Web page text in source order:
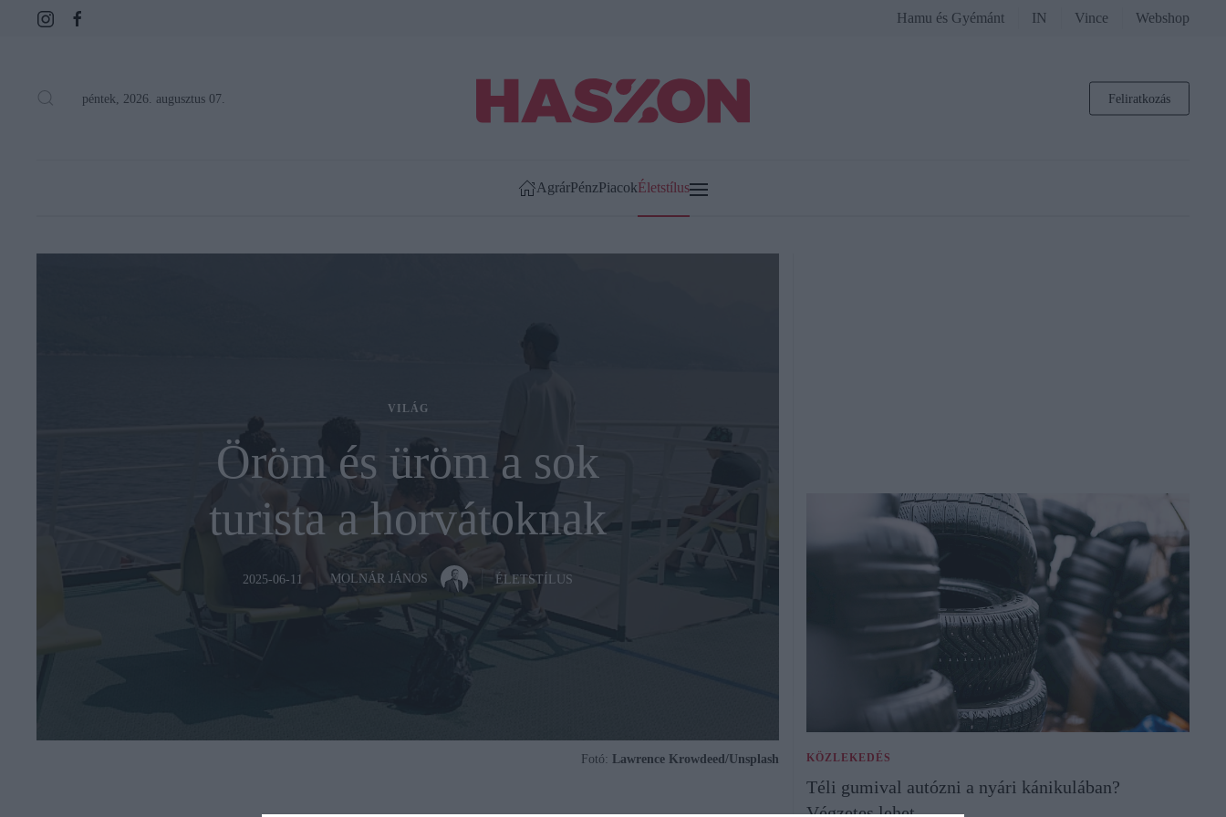
Hamu és Gyémánt IN Vince Webshop
péntek, 2026. augusztus 07. Feliratkozás
AgrárPénzPiacokÉletstílus
VILÁG
Öröm és üröm a sok
turista a horvátoknak
2025-06-11 MOLNÁR JÁNOS ÉLETSTÍLUS
Fotó: Lawrence Krowdeed/Unsplash KÖZLEKEDÉS
Téli gumival autózni a nyári kánikulában?
Végzetes lehet